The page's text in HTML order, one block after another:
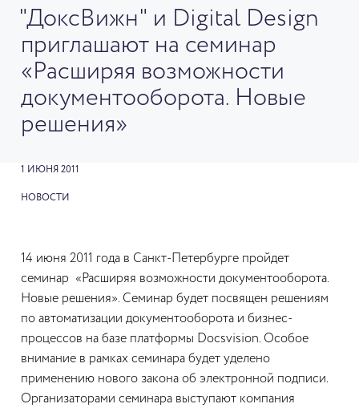
"ДоксВижн" и Digital Design
приглашают на семинар
«Расширяя возможности
документооборота. Новые
решения»
1 ИЮНЯ 2011
НОВОСТИ
14 июня 2011 года в Санкт-Петербурге пройдет
семинар «Расширяя возможности документооборота.
Новые решения». Семинар будет посвящен решениям
по автоматизации документооборота и бизнес-
процессов на базе платформы Docsvision. Особое
внимание в рамках семинара будет уделено
применению нового закона об электронной подписи.
Организаторами семинара выступают компания